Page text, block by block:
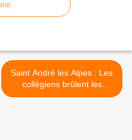
Saint André les Alpes : Les
collégiens brûlent les
planches ! >